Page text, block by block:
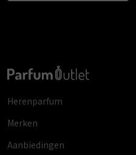
Herenparfum
Merken
Aanbiedingen